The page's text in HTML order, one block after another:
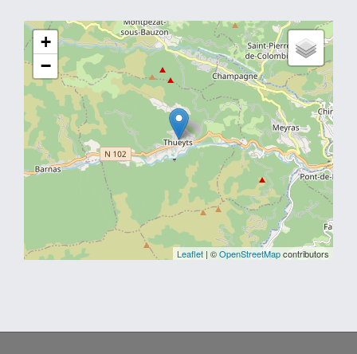
+
−
Leaflet | ©OpenStreetMapcontributors